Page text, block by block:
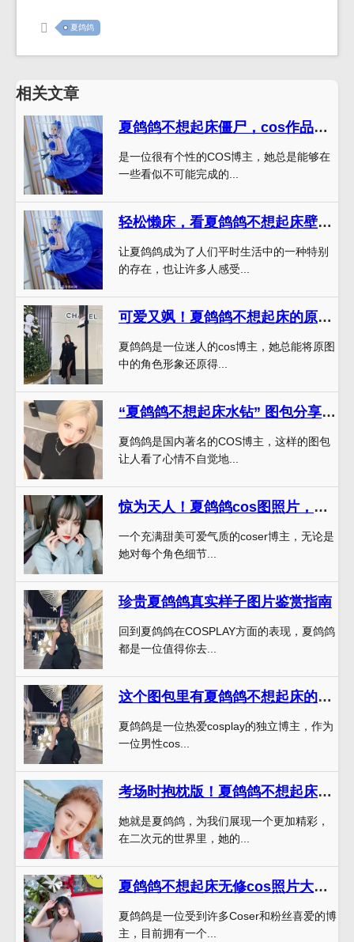
夏鸽鸽
相关文章
夏鸽鸽不想起床僵尸，cos作品酷炫展示
是一位很有个性的COS博主，她总是能够在
一些看似不可能完成的...
轻松懒床，看夏鸽鸽不想起床壁纸超清图片
让夏鸽鸽成为了人们平时生活中的一种特别
的存在，也让许多人感受...
可爱又飒！夏鸽鸽不想起床的原图分享
夏鸽鸽是一位迷人的cos博主，她总能将原图
中的角色形象还原得...
“夏鸽鸽不想起床水钻” 图包分享，清新自然摄影
夏鸽鸽是国内著名的COS博主，这样的图包
让人看了心情不自觉地...
惊为天人！夏鸽鸽cos图照片，前所未有的视觉盛宴
一个充满甜美可爱气质的coser博主，无论是
她对每个角色细节...
珍贵夏鸽鸽真实样子图片鉴赏指南
回到夏鸽鸽在COSPLAY方面的表现，夏鸽鸽
都是一位值得你去...
这个图包里有夏鸽鸽不想起床的原图，你能猜到他是男的吗？
夏鸽鸽是一位热爱cosplay的独立博主，作为
一位男性cos...
考场时抱枕版！夏鸽鸽不想起床透明婚纱cos合集
她就是夏鸽鸽，为我们展现一个更加精彩，
在二次元的世界里，她的...
夏鸽鸽不想起床无修cos照片大赏：百变多彩的角色扮演
夏鸽鸽是一位受到许多Coser和粉丝喜爱的博
主，目前拥有一个...